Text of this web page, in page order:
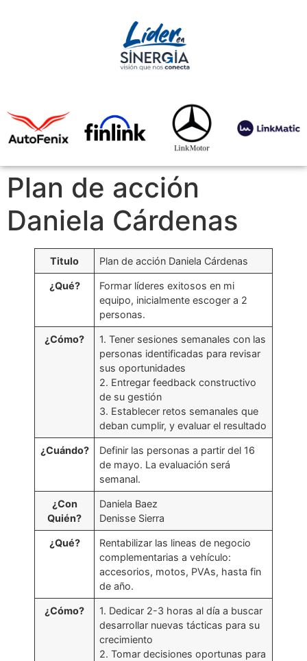
Plan de acción
Daniela Cárdenas
Titulo Plan de acción Daniela Cárdenas
¿Qué?
Formar líderes exitosos en mi
equipo, inicialmente escoger a 2
personas.
¿Cómo?
1. Tener sesiones semanales con las
personas identificadas para revisar
sus oportunidades
2. Entregar feedback constructivo
de su gestión
3. Establecer retos semanales que
deban cumplir, y evaluar el resultado
¿Cuándo?
Definir las personas a partir del 16
de mayo. La evaluación será
semanal.
¿Con
Quién?
Daniela Baez
Denisse Sierra
¿Qué?
Rentabilizar las lineas de negocio
complementarias a vehículo:
accesorios, motos, PVAs, hasta fin
de año.
¿Cómo?
1. Dedicar 2-3 horas al día a buscar
desarrollar nuevas tácticas para su
crecimiento
2. Tomar decisiones oportunas para